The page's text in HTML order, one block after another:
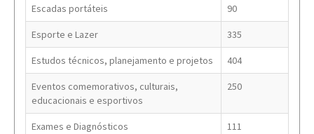
Escadas portáteis 90
Esporte e Lazer 335
Estudos técnicos, planejamento e projetos 404
Eventos comemorativos, culturais,
educacionais e esportivos
250
Exames e Diagnósticos 111